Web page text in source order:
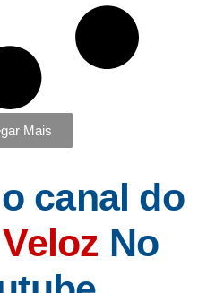
Mais
canal do
No